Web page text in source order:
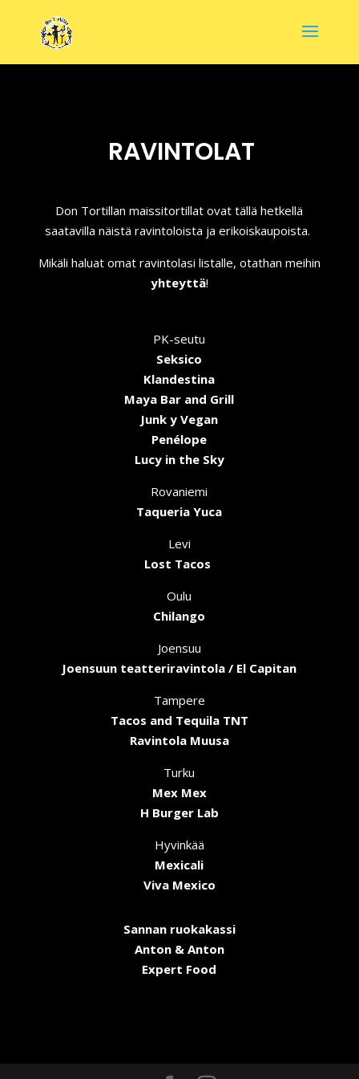
RAVINTOLAT
Don Tortillan maissitortillat ovat tällä hetkellä
saatavilla näistä ravintoloista ja erikoiskaupoista.
Mikäli haluat omat ravintolasi listalle, otathan meihin
yhteyttä!
PK-seutu
Seksico
Klandestina
Maya Bar and Grill
Junk y Vegan
Penélope
Lucy in the Sky
Rovaniemi
Taqueria Yuca
Levi
Lost Tacos
Oulu
Chilango
Joensuu
Joensuun teatteriravintola / El Capitan
Tampere
Tacos and Tequila TNT
Ravintola Muusa
Turku
Mex Mex
H Burger Lab
Hyvinkää
Mexicali
Viva Mexico
Sannan ruokakassi
Anton & Anton
Expert Food